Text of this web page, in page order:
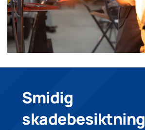
Smidig
skadebesiktning